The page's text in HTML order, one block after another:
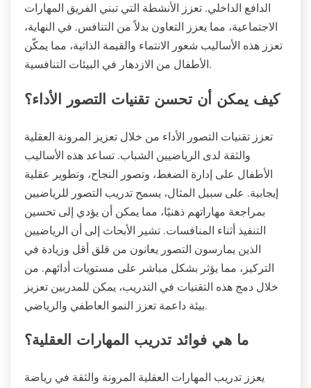
الدافع الداخلي. تعزز الأنشطة التي تبني الفريق المهارات
الاجتماعية، مما يعزز التعاون بدلاً من التنافس. في النهاية،
تعزز هذه الأساليب شعور الانتماء والقيمة الذاتية، مما يمكّن
الأطفال من الازدهار في البيئات التنافسية.
كيف يمكن أن تحسن تقنيات التصور الأداء؟
تعزز تقنيات التصور الأداء من خلال تعزيز المرونة العقلية
والثقة لدى الرياضيين الشباب. تساعد هذه الأساليب
الأطفال على إدارة الضغط، وتصور النجاح، وتطوير عقلية
إيجابية. على سبيل المثال، يسمح تدريب التصور للرياضيين
بمراجعة مهاراتهم ذهنيًا، مما يمكن أن يؤدي إلى تحسين
التنفيذ أثناء المنافسات. تشير الأبحاث إلى أن الرياضيين
الذين يمارسون التصور يعانون من قلق أقل وزيادة في
التركيز، مما يؤثر بشكل مباشر على مستويات أدائهم. من
خلال دمج هذه التقنيات في التدريب، يمكن للمدربين تعزيز
بيئة داعمة تعزز النمو العاطفي والرياضي.
ما هي فوائد تدريب المهارات العقلية؟
يعزز تدريب المهارات العقلية المرونة والثقة في رياضة